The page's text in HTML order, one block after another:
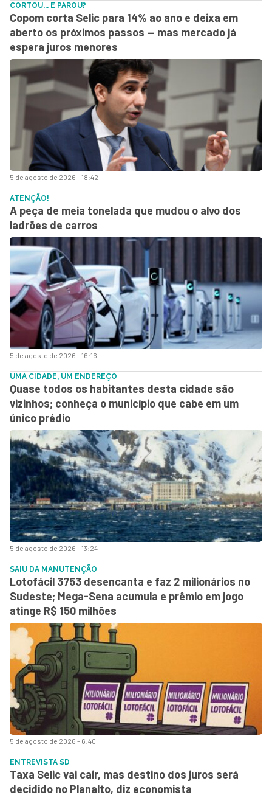
5 de agosto de 2026 - 18:42
CORTOU... E PAROU?
Copom corta Selic para 14% ao ano e deixa em
aberto os próximos passos — mas mercado já
espera juros menores
5 de agosto de 2026 - 16:16
ATENÇÃO!
A peça de meia tonelada que mudou o alvo dos
ladrões de carros
5 de agosto de 2026 - 13:24
UMA CIDADE, UM ENDEREÇO
Quase todos os habitantes desta cidade são
vizinhos; conheça o município que cabe em um
único prédio
5 de agosto de 2026 - 6:40
SAIU DA MANUTENÇÃO
Lotofácil 3753 desencanta e faz 2 milionários no
Sudeste; Mega-Sena acumula e prêmio em jogo
atinge R$ 150 milhões
ENTREVISTA SD
Taxa Selic vai cair, mas destino dos juros será
decidido no Planalto, diz economista